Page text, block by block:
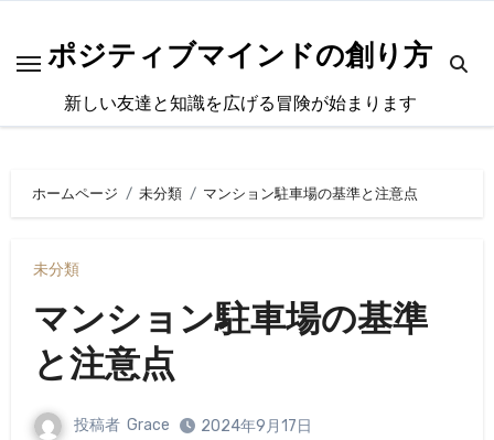
ポジティブマインドの創り方
新しい友達と知識を広げる冒険が始まります
ホームページ 未分類 マンション駐車場の基準と注意点
未分類
マンション駐車場の基準
と注意点
投稿者 Grace 2024年9月17日